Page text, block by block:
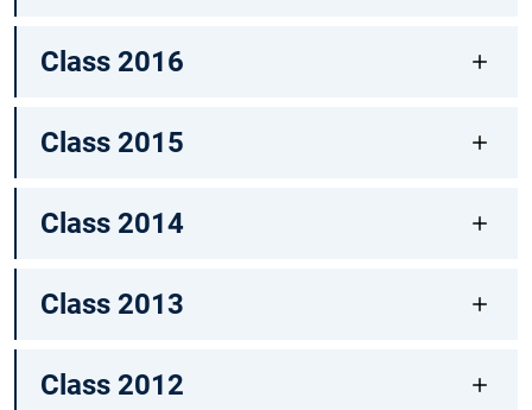
Class 2016
Class 2015
Class 2014
Class 2013
Class 2012